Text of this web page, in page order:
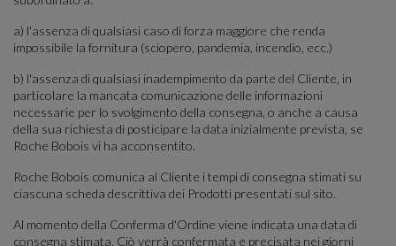
a) l'assenza di qualsiasi caso di forza maggiore che renda
impossibile la fornitura (sciopero, pandemia, incendio, ecc.)
b) l'assenza di qualsiasi inadempimento da parte del Cliente, in
particolare la mancata comunicazione delle informazioni
necessarie per lo svolgimento della consegna, o anche a causa
della sua richiesta di posticipare la data inizialmente prevista, se
Roche Bobois vi ha acconsentito.
Roche Bobois comunica al Cliente i tempi di consegna stimati su
ciascuna scheda descrittiva dei Prodotti presentati sul sito.
Al momento della Conferma d'Ordine viene indicata una data di
consegna stimata. Ciò verrà confermata e precisata nei giorni